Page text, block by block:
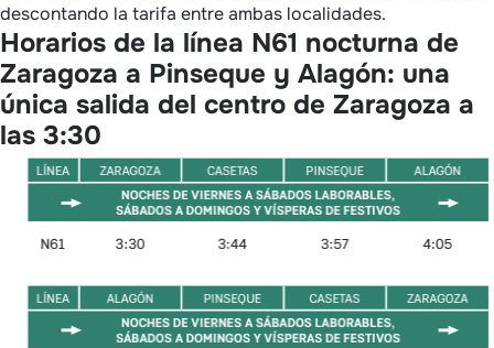
descontando la tarifa entre ambas localidades.
Horarios de la línea N61 nocturna de
Zaragoza a Pinseque y Alagón: una
única salida del centro de Zaragoza a
las 3:30